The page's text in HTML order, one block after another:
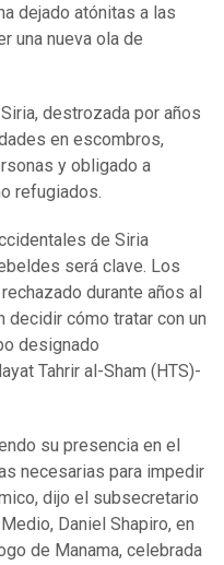
dejado atónitas a las
una nueva ola de
destrozada por años
en escombros,
y obligado a
refugiados.
de Siria
será clave. Los
durante años al
decidir cómo tratar con un
designado
Tahrir al-Sham (HTS)-
su presencia en el
necesarias para impedir
dijo el subsecretario
Daniel Shapiro, en
de Manama, celebrada